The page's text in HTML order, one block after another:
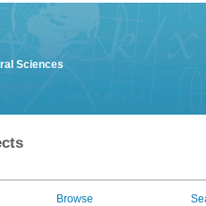
Sciences
Browse